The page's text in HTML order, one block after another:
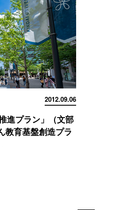
2012.09.06
進プラン」（文部
教育基盤創造プラ